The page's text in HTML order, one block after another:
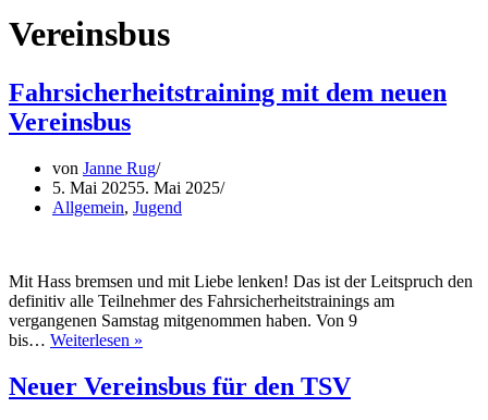
Vereinsbus
Fahrsicherheitstraining mit dem neuen
Vereinsbus
von Janne Rug
5. Mai 20255. Mai 2025
Allgemein, Jugend
Mit Hass bremsen und mit Liebe lenken! Das ist der Leitspruch den
definitiv alle Teilnehmer des Fahrsicherheitstrainings am
vergangenen Samstag mitgenommen haben. Von 9
bis… Weiterlesen »
dem
neuen
Neuer Vereinsbus für den TSV